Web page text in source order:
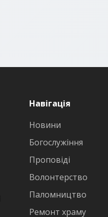
Навігація
Новини
Богослужіння
Проповіді
Волонтерство
Паломництво
Ремонт храму